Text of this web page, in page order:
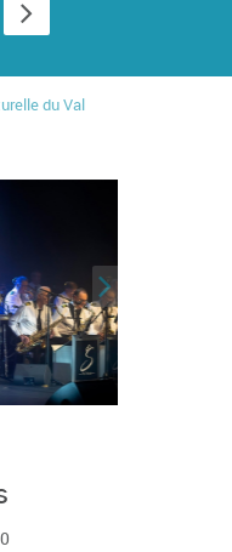
du Val